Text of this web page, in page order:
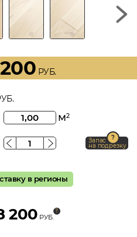
РУБ.
м2
Запас
на подрезку
в регионы
200 РУБ.